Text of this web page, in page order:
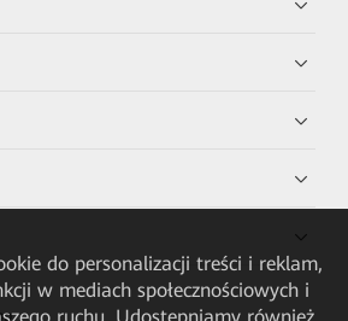
do personalizacji treści i reklam,
w mediach społecznościowych i